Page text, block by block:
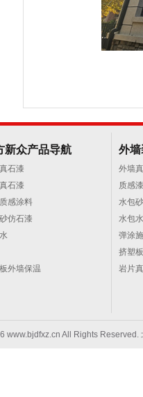
新众产品导航
石漆
石漆
感涂料
仿石漆
外墙保温
外
外墙
质感
水包
水包
弹涂
挤塑
岩片
www.bjdfxz.cn All Rights